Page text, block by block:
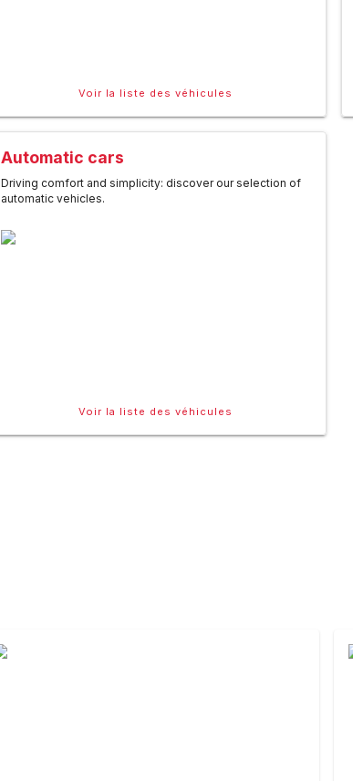
Voir la liste des véhicules
Automatic cars
Driving comfort and simplicity: discover our selection of
automatic vehicles.
Voir la liste des véhicules